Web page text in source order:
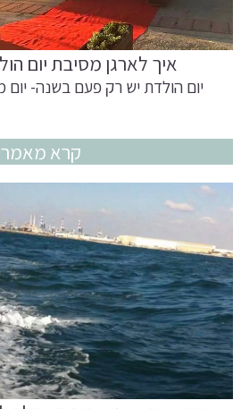
איך לארגן מסיבת יום
יום הולדת יש רק פעם בשנה- יום
קרא מאמר